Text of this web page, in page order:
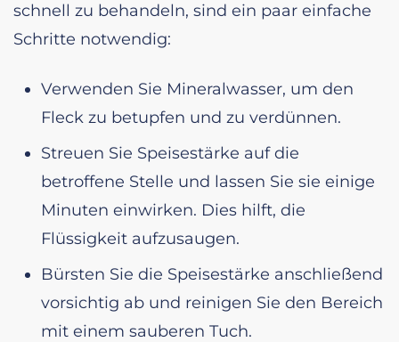
schnell zu behandeln, sind ein paar einfache
Schritte notwendig:
Verwenden Sie Mineralwasser, um den
Fleck zu betupfen und zu verdünnen.
Streuen Sie Speisestärke auf die
betroffene Stelle und lassen Sie sie einige
Minuten einwirken. Dies hilft, die
Flüssigkeit aufzusaugen.
Bürsten Sie die Speisestärke anschließend
vorsichtig ab und reinigen Sie den Bereich
mit einem sauberen Tuch.